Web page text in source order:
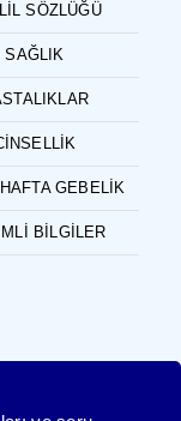
SÖZLÜĞÜ
SAĞLIK
GEBELIK
BILGILER